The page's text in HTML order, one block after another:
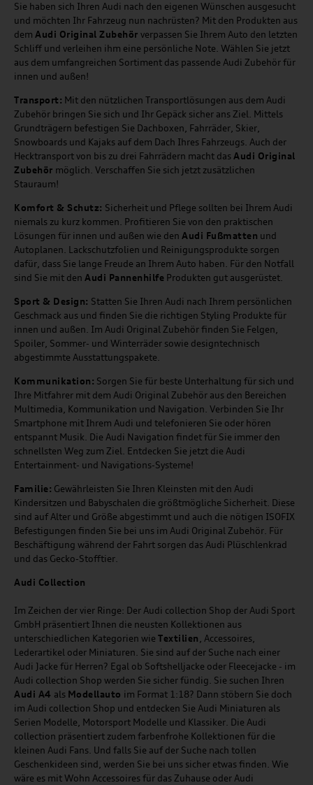
Sie haben sich Ihren Audi nach den eigenen Wünschen ausgesucht
und möchten Ihr Fahrzeug nun nachrüsten? Mit den Produkten aus
dem Audi Original Zubehör verpassen Sie Ihrem Auto den letzten
Schliff und verleihen ihm eine persönliche Note. Wählen Sie jetzt
aus dem umfangreichen Sortiment das passende Audi Zubehör für
innen und außen!
Transport: Mit den nützlichen Transportlösungen aus dem Audi
Zubehör bringen Sie sich und Ihr Gepäck sicher ans Ziel. Mittels
Grundträgern befestigen Sie Dachboxen, Fahrräder, Skier,
Snowboards und Kajaks auf dem Dach Ihres Fahrzeugs. Auch der
Hecktransport von bis zu drei Fahrrädern macht das Audi Original
Zubehör möglich. Verschaffen Sie sich jetzt zusätzlichen
Stauraum!
Komfort & Schutz: Sicherheit und Pflege sollten bei Ihrem Audi
niemals zu kurz kommen. Profitieren Sie von den praktischen
Lösungen für innen und außen wie den Audi Fußmatten und
Autoplanen. Lackschutzfolien und Reinigungsprodukte sorgen
dafür, dass Sie lange Freude an Ihrem Auto haben. Für den Notfall
sind Sie mit den Audi Pannenhilfe Produkten gut ausgerüstet.
Sport & Design: Statten Sie Ihren Audi nach Ihrem persönlichen
Geschmack aus und finden Sie die richtigen Styling Produkte für
innen und außen. Im Audi Original Zubehör finden Sie Felgen,
Spoiler, Sommer- und Winterräder sowie designtechnisch
abgestimmte Ausstattungspakete.
Kommunikation: Sorgen Sie für beste Unterhaltung für sich und
Ihre Mitfahrer mit dem Audi Original Zubehör aus den Bereichen
Multimedia, Kommunikation und Navigation. Verbinden Sie Ihr
Smartphone mit Ihrem Audi und telefonieren Sie oder hören
entspannt Musik. Die Audi Navigation findet für Sie immer den
schnellsten Weg zum Ziel. Entdecken Sie jetzt die Audi
Entertainment- und Navigations-Systeme!
Familie: Gewährleisten Sie Ihren Kleinsten mit den Audi
Kindersitzen und Babyschalen die größtmögliche Sicherheit. Diese
sind auf Alter und Größe abgestimmt und auch die nötigen ISOFIX
Befestigungen finden Sie bei uns im Audi Original Zubehör. Für
Beschäftigung während der Fahrt sorgen das Audi Plüschlenkrad
und das Gecko-Stofftier.
Audi Collection
Im Zeichen der vier Ringe: Der Audi collection Shop der Audi Sport
GmbH präsentiert Ihnen die neusten Kollektionen aus
unterschiedlichen Kategorien wie Textilien , Accessoires,
Lederartikel oder Miniaturen. Sie sind auf der Suche nach einer
Audi Jacke für Herren? Egal ob Softshelljacke oder Fleecejacke - im
Audi collection Shop werden Sie sicher fündig. Sie suchen Ihren
Audi A4 als Modellauto im Format 1:18? Dann stöbern Sie doch
im Audi collection Shop und entdecken Sie Audi Miniaturen als
Serien Modelle, Motorsport Modelle und Klassiker. Die Audi
collection präsentiert zudem farbenfrohe Kollektionen für die
kleinen Audi Fans. Und falls Sie auf der Suche nach tollen
Geschenkideen sind, werden Sie bei uns sicher etwas finden. Wie
wäre es mit Wohn Accessoires für das Zuhause oder Audi